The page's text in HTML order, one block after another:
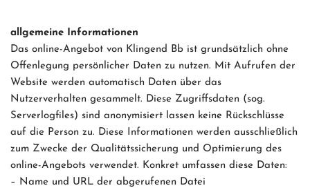
allgemeine Informationen
Das online-Angebot von Klingend Bb ist grundsätzlich ohne
Offenlegung persönlicher Daten zu nutzen. Mit Aufrufen der
Website werden automatisch Daten über das
Nutzerverhalten gesammelt. Diese Zugriffsdaten (sog.
Serverlogfiles) sind anonymisiert lassen keine Rückschlüsse
auf die Person zu. Diese Informationen werden ausschließlich
zum Zwecke der Qualitätssicherung und Optimierung des
online-Angebots verwendet. Konkret umfassen diese Daten:
– Name und URL der abgerufenen Datei